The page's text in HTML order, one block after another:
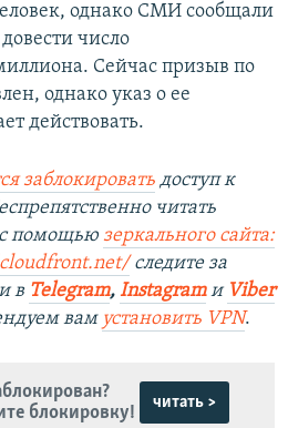
однако СМИ сообщали
число
Сейчас призыв по
однако указ о ее
действовать.
заблокировать доступ к
читать
помощью зеркального сайта:
следите за
в Telegram, Instagramи Viber
вам установить VPN.
блокировку!
читать >